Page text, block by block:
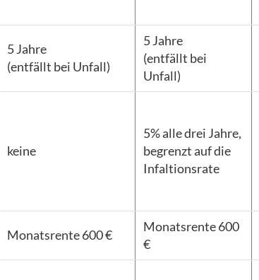
5 Jahre
(entfällt bei Unfall)
5 Jahre
(entfällt bei
Unfall)
keine
5% alle drei Jahre,
begrenzt auf die
Infaltionsrate
Monatsrente 600 €
Monatsrente 600
€